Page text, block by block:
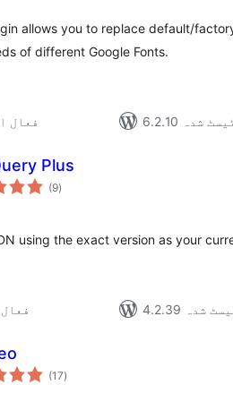
allows you to replace default/
of different Google Fonts.
1,000+
ٹیسٹ شدہ
Plus
(9مجموعی
درجہ
)
using the exact version as your
900+
ٹیسٹ شدہ
(17مجموعی
درجہ
)